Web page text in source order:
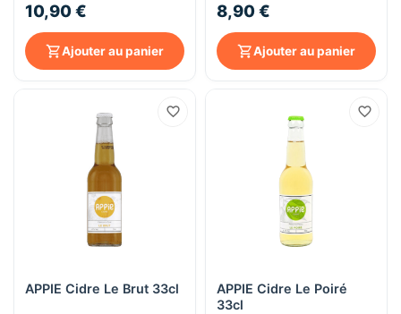
10,90 €
Ajouter au panier
8,90 €
Ajouter au panier
APPIE Cidre Le Brut 33cl
APPIE Cidre Le Poiré
33cl